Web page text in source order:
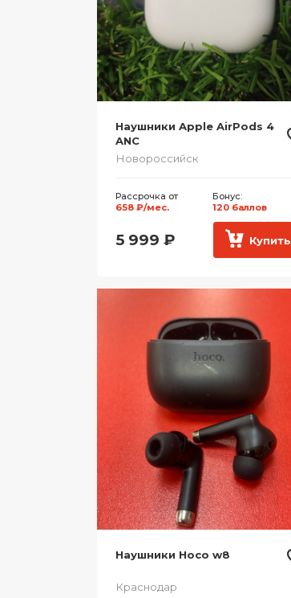
Наушники Apple AirPods 4
ANC
Новороссийск
Рассрочка от
658 ₽/мес.
Бонус:
120 баллов
5 999 ₽ Купить
Наушники Hoco w8
Краснодар